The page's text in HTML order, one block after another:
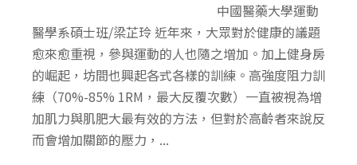
中國醫藥大學運動
醫學系碩士班/梁芷玲 近年來，大眾對於健康的議題
愈來愈重視，參與運動的人也隨之增加。加上健身房
的崛起，坊間也興起各式各樣的訓練。高強度阻力訓
練（70%-85% 1RM，最大反覆次數）一直被視為增
加肌力與肌肥大最有效的方法，但對於高齡者來說反
而會增加關節的壓力，...